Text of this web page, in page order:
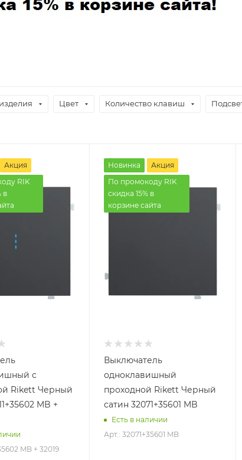
Цвет Количество клавиш
Акция
RIK
в
с
Rikett Черный
MB +
MB + 32019
Новинка
Акция
По промокоду RIK
скидка 15% в
корзине сайта
Выключатель
одноклавишный
проходной Rikett Черный
сатин 32071+35601 MB
Есть в наличии
Арт.: 32071+35601 MB